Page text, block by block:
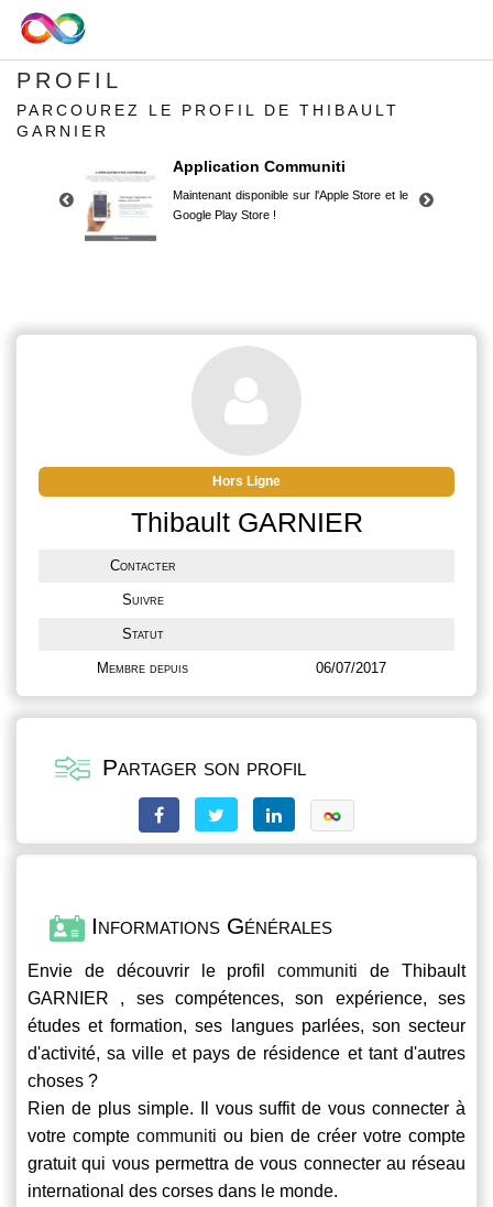
PROFIL
PARCOUREZ LE PROFIL DE THIBAULT
GARNIER
Application Communiti
Maintenant disponible sur l'Apple Store et le
Google Play Store !
Google Play Store !
Hors Ligne
Thibault GARNIER
Contacter
Suivre
Statut
Membre depuis 06/07/2017
Partager son profil
Informations Générales
Envie de découvrir le profilcommuniti de Thibault
GARNIER , ses compétences, son expérience, ses
études et formation, ses langues parlées, son secteur
d'activité, sa ville et pays de résidence et tant d'autres
choses ?
Rien de plus simple. Il vous suffit de vous connecter à
votre compte communiti ou bien de créer votre compte
gratuit qui vous permettra de vous connecter au réseau
international des corses dans le monde.